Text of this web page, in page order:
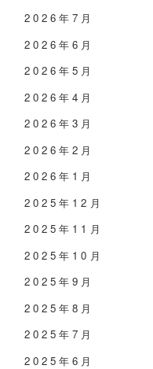
2026年7月
2026年6月
2026年5月
2026年4月
2026年3月
2026年2月
2026年1月
2025年12月
2025年11月
2025年10月
2025年9月
2025年8月
2025年7月
2025年6月